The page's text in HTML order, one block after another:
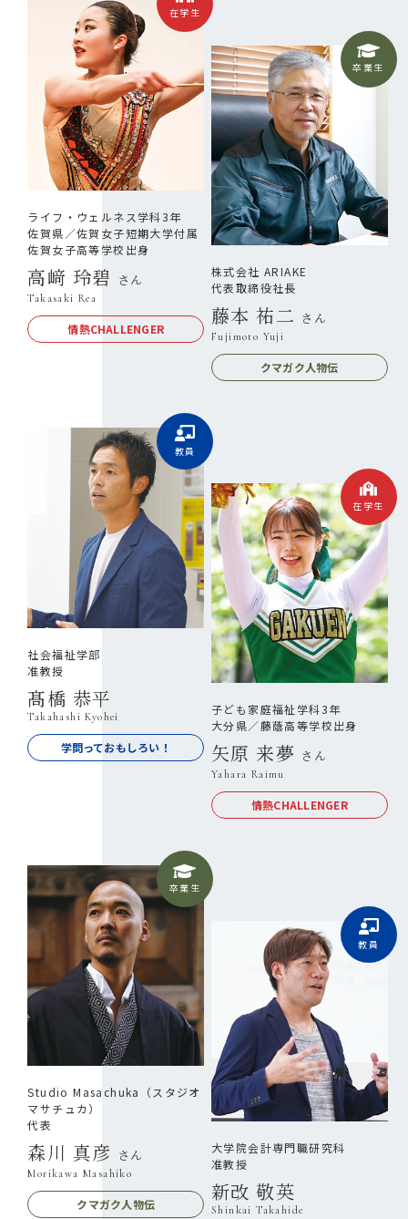
在学生
ライフ・ウェルネス学科3年
佐賀県／佐賀女子短期大学付属
佐賀女子高等学校出身
高﨑 玲碧 さん
Takasaki Rea
情熱CHALLENGER
卒業生
株式会社 ARIAKE
代表取締役社長
藤本 祐二 さん
Fujimoto Yuji
クマガク人物伝
教員
社会福祉学部
准教授
髙橋 恭平
Takahashi Kyohei
学問っておもしろい！
在学生
子ども家庭福祉学科3年
大分県／藤蔭高等学校出身
矢原 来夢 さん
Yahara Raimu
情熱CHALLENGER
卒業生
Studio Masachuka（スタジオ
マサチュカ）
代表
森川 真彦 さん
Morikawa Masahiko
クマガク人物伝
教員
大学院会計専門職研究科
准教授
新改 敬英
Shinkai Takahide